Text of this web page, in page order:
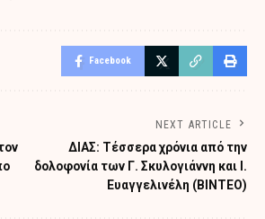
Facebook
NEXT ARTICLE
ΔΙΑΣ: Τέσσερα χρόνια από την
δολοφονία των Γ. Σκυλογιάννη και Ι.
Ευαγγελινέλη (ΒΙΝΤΕΟ)